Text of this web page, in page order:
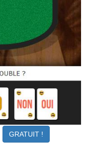
GRATUIT !